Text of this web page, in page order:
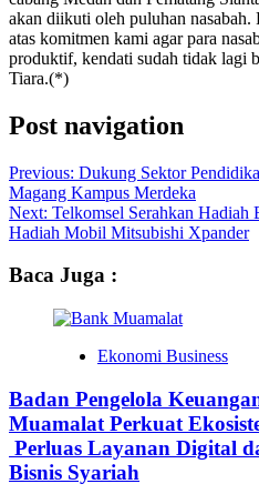
akan diikuti oleh puluhan
atas komitmen kami agar para
produktif, kendati sudah tidak lagi
Tiara.(*)
Post navigation
Previous: Dukung Sektor
Magang Kampus Merdeka
Next: Telkomsel Serahkan Hadiah
Hadiah Mobil Mitsubishi Xpander
Baca Juga :
Ekonomi Business
Badan Pengelola
Muamalat Perkuat
Perluas Layanan Digital
Bisnis Syariah